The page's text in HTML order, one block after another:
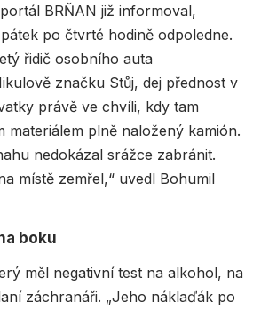
BRŇAN již informoval,
po čtvrté hodině odpoledne.
řidič osobního auta
značku Stůj, dej přednost v
právě ve chvíli, kdy tam
materiálem plně naložený kamión.
nedokázal srážce zabránit.
místě zemřel,“ uvedl Bohumil
boku
měl negativní test na alkohol, na
záchranáři. „Jeho náklaďák po